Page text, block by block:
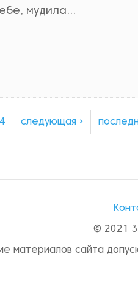
мудила...
4 следующая ›
© 2021
материалов сайта